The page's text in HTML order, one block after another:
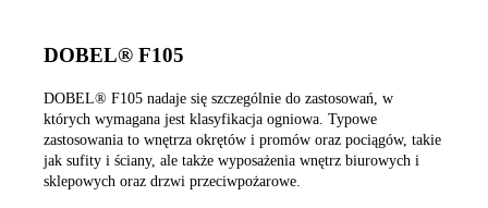
DOBEL® F105
DOBEL® F105 nadaje się szczególnie do zastosowań, w
których wymagana jest klasyfikacja ogniowa. Typowe
zastosowania to wnętrza okrętów i promów oraz pociągów, takie
jak sufity i ściany, ale także wyposażenia wnętrz biurowych i
sklepowych oraz drzwi przeciwpożarowe.